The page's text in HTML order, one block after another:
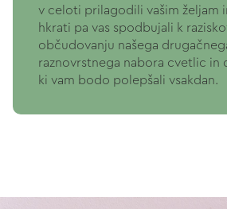
v celoti prilagodili vašim željam
hkrati pa vas spodbujali k
občudovanju našega
raznovrstnega nabora cvetlic in
ki vam bodo polepšali vsakdan.